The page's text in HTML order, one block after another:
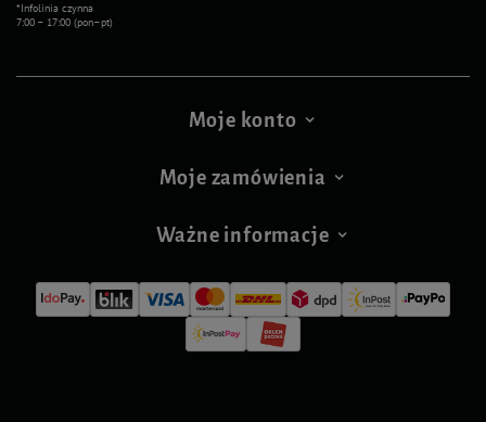
*Infolinia czynna
7:00 – 17:00 (pon–pt)
Moje konto
Moje zamówienia
Ważne informacje